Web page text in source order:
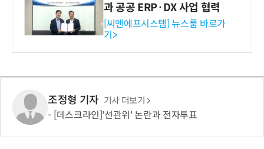
과 공공 ERP·DX 사업 협력
[씨앤에프시스템] 뉴스룸 바로가
기>
조정형 기자 기사 더보기
[데스크라인]'선관위' 논란과 전자투표